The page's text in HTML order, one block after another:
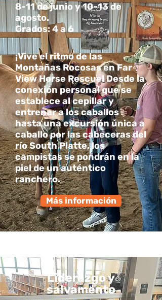
8-11 de junio y 10-13 de
agosto.
Grados: 4 a 6
¡Vive el ritmo de las
Montañas Rocosas en Far
View Horse Rescue! Desde la
conexión personal que se
establece al cepillar y
entrenar a los caballos
hasta una excursión única a
caballo por las cabeceras del
río South Platte, los
campistas se pondrán en la
piel de un auténtico
ranchero.
Más información
Liderazgo y
salvamento